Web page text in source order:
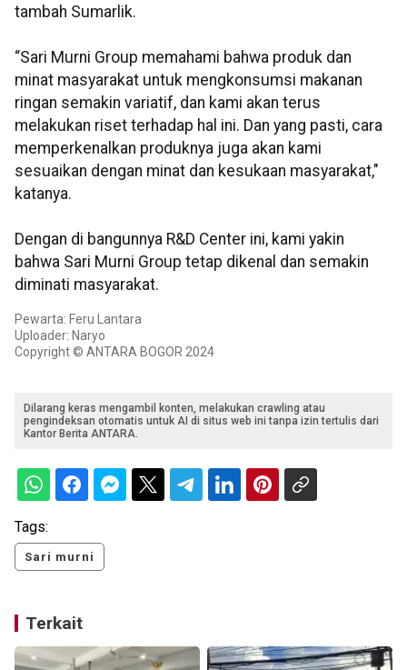
tambah Sumarlik.
“Sari Murni Group memahami bahwa produk dan
minat masyarakat untuk mengkonsumsi makanan
ringan semakin variatif, dan kami akan terus
melakukan riset terhadap hal ini. Dan yang pasti, cara
memperkenalkan produknya juga akan kami
sesuaikan dengan minat dan kesukaan masyarakat,"
katanya.
Dengan di bangunnya R&D Center ini, kami yakin
bahwa Sari Murni Group tetap dikenal dan semakin
diminati masyarakat.
Pewarta: Feru Lantara
Uploader: Naryo
Copyright © ANTARA BOGOR 2024
Dilarang keras mengambil konten, melakukan crawling atau
pengindeksan otomatis untuk AI di situs web ini tanpa izin tertulis dari
Kantor Berita ANTARA.
Tags:
Sari murni
Terkait